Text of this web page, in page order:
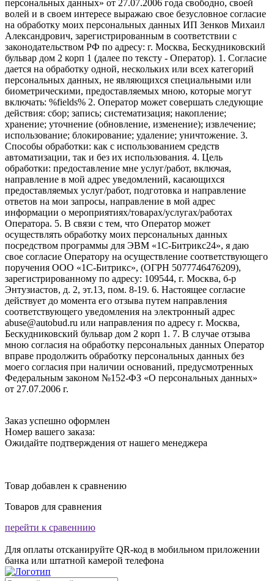
персональных данных» от 27.07.2006 года свободно, своей
волей и в своем интересе выражаю свое безусловное согласие
на обработку моих персональных данных ИП Зенков Михаил
Александрович, зарегистрированным в соответствии с
законодательством РФ по адресу: г. Москва, Бескудниковский
бульвар дом 2 корп 1 (далее по тексту - Оператор). 1. Согласие
дается на обработку одной, нескольких или всех категорий
персональных данных, не являющихся специальными или
биометрическими, предоставляемых мною, которые могут
включать: %fields% 2. Оператор может совершать следующие
действия: сбор; запись; систематизация; накопление;
хранение; уточнение (обновление, изменение); извлечение;
использование; блокирование; удаление; уничтожение. 3.
Способы обработки: как с использованием средств
автоматизации, так и без их использования. 4. Цель
обработки: предоставление мне услуг/работ, включая,
направление в мой адрес уведомлений, касающихся
предоставляемых услуг/работ, подготовка и направление
ответов на мои запросы, направление в мой адрес
информации о мероприятиях/товарах/услугах/работах
Оператора. 5. В связи с тем, что Оператор может
осуществлять обработку моих персональных данных
посредством программы для ЭВМ «1С-Битрикс24», я даю
свое согласие Оператору на осуществление соответствующего
поручения ООО «1С-Битрикс», (ОГРН 5077746476209),
зарегистрированному по адресу: 109544, г. Москва, б-р
Энтузиастов, д. 2, эт.13, пом. 8-19. 6. Настоящее согласие
действует до момента его отзыва путем направления
соответствующего уведомления на электронный адрес
abuse@autobud.ru или направления по адресу г. Москва,
Бескудниковский бульвар дом 2 корп 1. 7. В случае отзыва
мною согласия на обработку персональных данных Оператор
вправе продолжить обработку персональных данных без
моего согласия при наличии оснований, предусмотренных
Федеральным законом №152-ФЗ «О персональных данных»
от 27.07.2006 г.
Заказ успешно оформлен
Номер вашего заказа:
Ожидайте подтверждения от нашего менеджера
Товар добавлен к сравнению
Товаров для сравнения
перейти к сравеннию
Для оплаты отсканируйте QR-код в мобильном приложении
банка или штатной камерой телефона